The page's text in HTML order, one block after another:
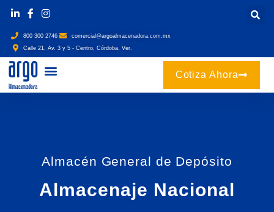
800 300 2746
comercial@argoalmacenadora.com.mx
Calle 21, Av. 3 y 5 - Centro, Córdoba, Ver.
Cotiza Ahora
Almacén General de Depósito
Almacenaje Nacional